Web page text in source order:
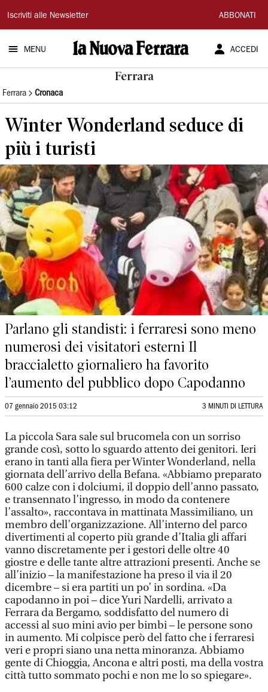
La
Nuova
Ferrara
Iscriviti alle Newsletter ABBONATI
MENU ACCEDI
Ferrara
Ferrara Cronaca
Winter Wonderland seduce di
più i turisti
Parlano gli standisti: i ferraresi sono meno
numerosi dei visitatori esterni Il
braccialetto giornaliero ha favorito
l’aumento del pubblico dopo Capodanno
07 gennaio 2015 03:12 3 MINUTI DI LETTURA
La piccola Sara sale sul brucomela con un sorriso
grande così, sotto lo sguardo attento dei genitori. Ieri
erano in tanti alla fiera per Winter Wonderland, nella
giornata dell’arrivo della Befana. «Abbiamo preparato
600 calze con i dolciumi, il doppio dell’anno passato,
e transennato l’ingresso, in modo da contenere
l’assalto», raccontava in mattinata Massimiliano, un
membro dell’organizzazione. All’interno del parco
divertimenti al coperto più grande d’Italia gli affari
vanno discretamente per i gestori delle oltre 40
giostre e delle tante altre attrazioni presenti. Anche se
all’inizio – la manifestazione ha preso il via il 20
dicembre – si era partiti un po’ in sordina. «Da
capodanno in poi – dice Yuri Nardelli, arrivato a
Ferrara da Bergamo, soddisfatto del numero di
accessi al suo mini avio per bimbi – le persone sono
in aumento. Mi colpisce però del fatto che i ferraresi
veri e propri siano una netta minoranza. Abbiamo
gente di Chioggia, Ancona e altri posti, ma della vostra
città tutto sommato pochi e non me lo so spiegare».